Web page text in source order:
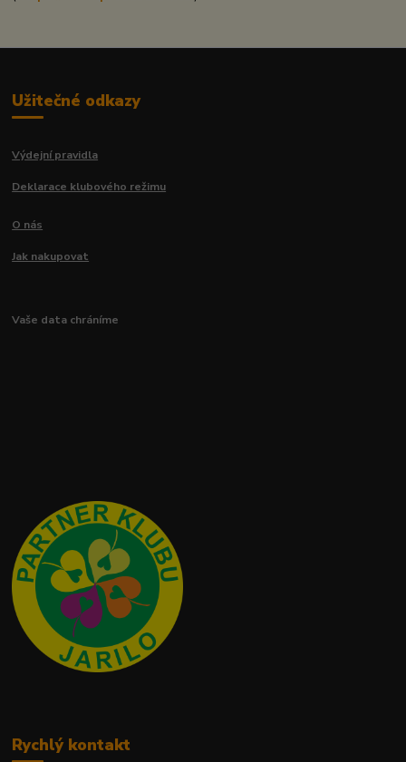
Užitečné odkazy
Výdejní pravidla
Deklarace klubového režimu
O nás
Jak nakupovat
Vaše data chráníme
Rychlý kontakt